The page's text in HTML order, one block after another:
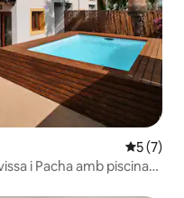
5 de
5 (7)
i Pacha amb piscina